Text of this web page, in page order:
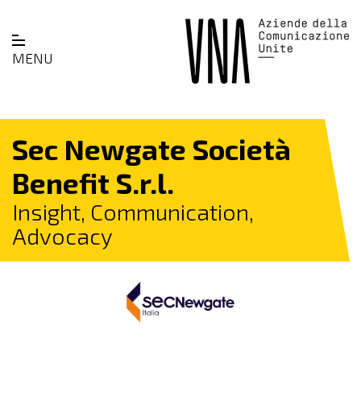
MENU
Sec Newgate Società
Benefit S.r.l.
Insight, Communication,
Advocacy